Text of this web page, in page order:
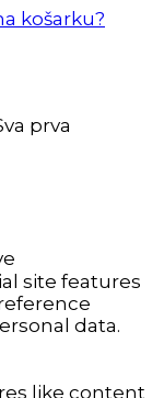
košarku?
prva
site features
data.
like content